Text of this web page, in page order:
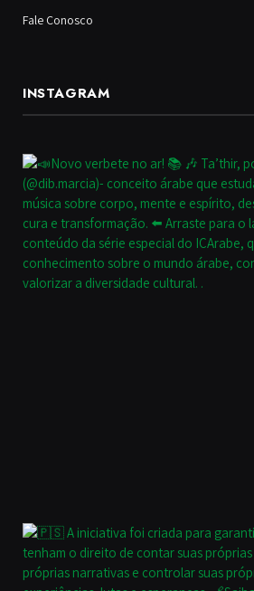
Fale Conosco
INSTAGRAM